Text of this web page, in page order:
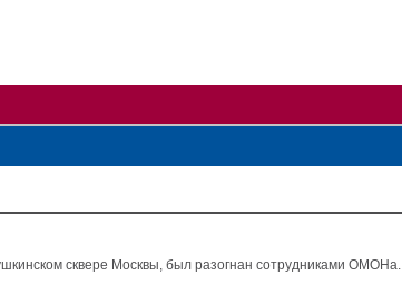
сквере Москвы, был разогнан сотрудниками ОМОНа.